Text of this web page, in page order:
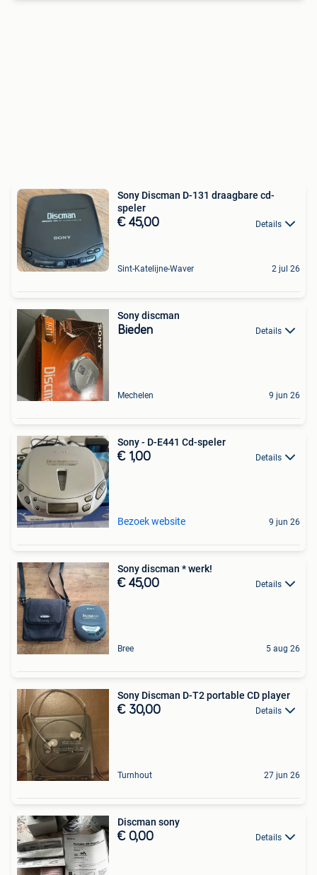
Sony Discman D-131 draagbare cd-
speler
€ 45,00 Details
Sint-Katelijne-Waver 2 jul 26
Sony discman
Bieden Details
Mechelen 9 jun 26
Sony - D-E441 Cd-speler
€ 1,00 Details
Bezoek website 9 jun 26
Sony discman * werk!
€ 45,00 Details
Bree 5 aug 26
Sony Discman D-T2 portable CD player
€ 30,00 Details
Turnhout 27 jun 26
Discman sony
€ 0,00 Details